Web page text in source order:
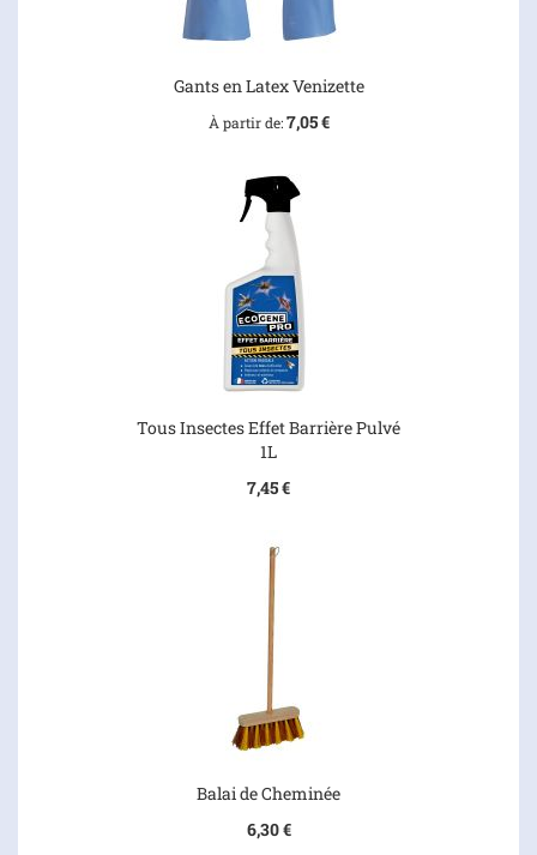
Gants en Latex Venizette
À partir de 7,05 €
Tous Insectes Effet Barrière Pulvé
1L
7,45 €
Balai de Cheminée
6,30 €